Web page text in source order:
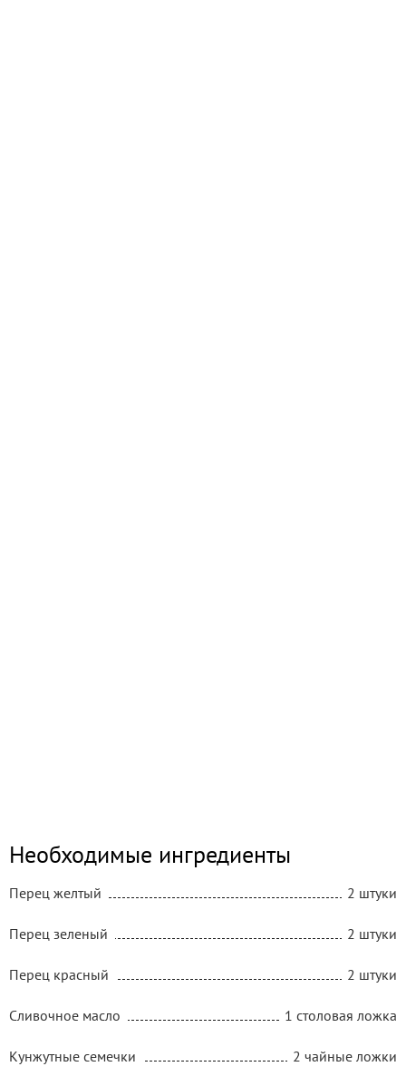
Необходимые ингредиенты
Перец желтый 2 штуки
Перец зеленый 2 штуки
Перец красный 2 штуки
Сливочное масло 1 столовая ложка
Кунжутные семечки 2 чайные ложки